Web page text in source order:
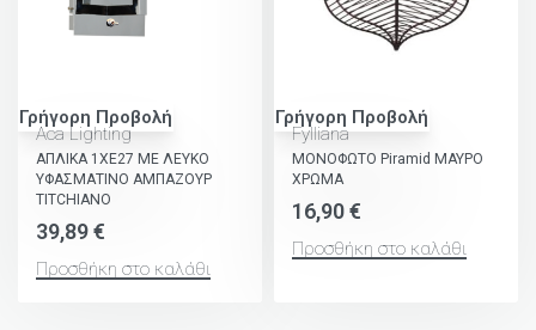
Γρήγορη Προβολή
Aca Lighting
ΑΠΛΙΚΑ 1XE27 ΜΕ ΛΕΥΚΟ
ΥΦΑΣΜΑΤΙΝΟ ΑΜΠΑΖΟΥΡ
TITCHIANO
39,89€
Προσθήκη στο καλάθι
Γρήγορη Προβολή
Fylliana
ΜΟΝΟΦΩΤΟ Piramid ΜΑΥΡΟ
ΧΡΩΜΑ
16,90€
Προσθήκη στο καλάθι